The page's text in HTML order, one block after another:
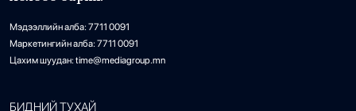
Мэдээллийн алба: 7711 0091
Маркетингийн алба: 7711 0091
Цахим шуудан: time@mediagroup.mn
БИДНИЙ ТУХАЙ